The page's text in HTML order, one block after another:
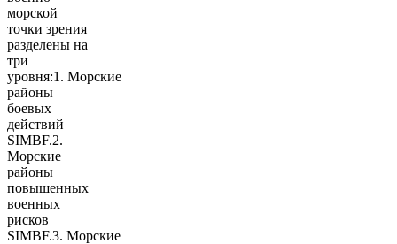
морской
точки зрения
разделены на
три
уровня:1. Морские
районы
боевых
действий
SIMBF.2.
Морские
районы
повышенных
военных
рисков
SIMBF.3. Морские